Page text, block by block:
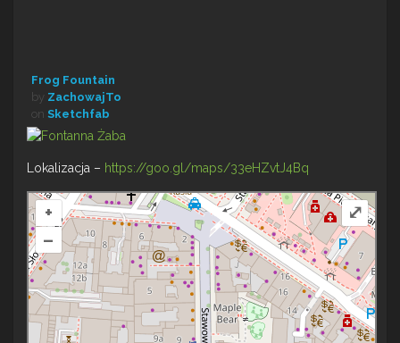
Frog Fountain
by ZachowajTo
on Sketchfab
Lokalizacja – https://goo.gl/maps/33eHZvtJ4Bq
+
–
⤢